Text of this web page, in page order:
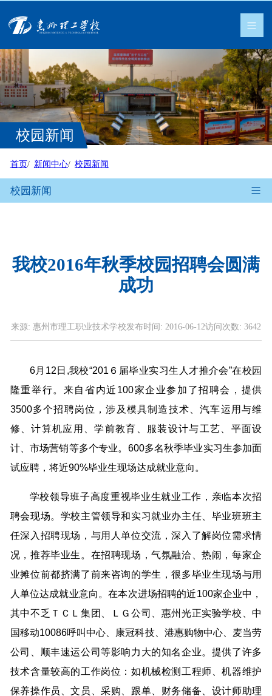
校园新闻
首页 新闻中心 校园新闻
校园新闻
我校2016年秋季校园招聘会圆满
成功
来源: 惠州市理工职业技术学校发布时间: 2016-06-12访问次数: 3642
6月12日,我校“201６届毕业实习生人才推介会”在校园
隆重举行。来自省内近100家企业参加了招聘会，提供
3500多个招聘岗位，涉及模具制造技术、汽车运用与维
修、计算机应用、学前教育、服装设计与工艺、平面设
计、市场营销等多个专业。600多名秋季毕业实习生参加面
试应聘，将近90%毕业生现场达成就业意向。
学校领导班子高度重视毕业生就业工作，亲临本次招
聘会现场。学校主管领导和实习就业办主任、毕业班班主
任深入招聘现场，与用人单位交流，深入了解岗位需求情
况，推荐毕业生。在招聘现场，气氛融洽、热闹，每家企
业摊位前都挤满了前来咨询的学生，很多毕业生现场与用
人单位达成就业意向。在本次进场招聘的近100家企业中，
其中不乏ＴＣＬ集团、ＬＧ公司、惠州光正实验学校、中
国移动10086呼叫中心、康冠科技、港惠购物中心、麦当劳
公司、顺丰速运公司等影响力大的知名企业。提供了许多
技术含量较高的工作岗位：如机械检测工程师、机器维护
保养操作员、文员、采购、跟单、财务储备、设计师助理